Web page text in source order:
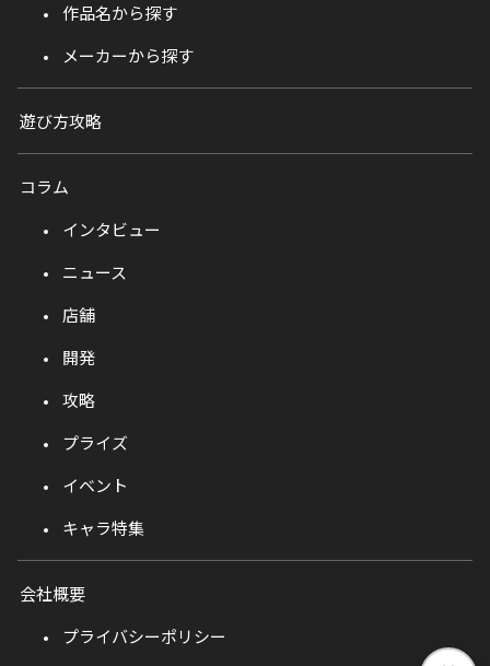
作品名から探す
メーカーから探す
遊び方攻略
コラム
インタビュー
ニュース
店舗
開発
攻略
プライズ
イベント
キャラ特集
会社概要
プライバシーポリシー